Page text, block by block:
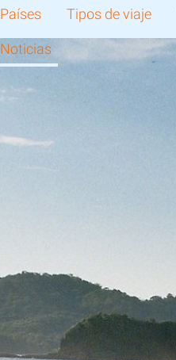
Países Tipos de viaje
Noticias